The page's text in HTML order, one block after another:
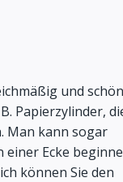
und schön
Papierzylinder,
Man kann sogar
Ecke
können Sie den